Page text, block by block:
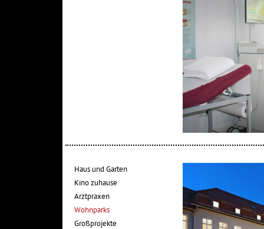
Haus und Garten
Kino zuhause
Arztpraxen
Wohnparks
Großprojekte